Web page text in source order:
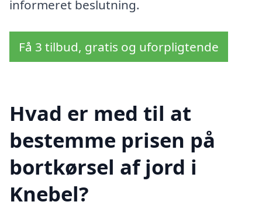
informeret beslutning.
Få 3 tilbud, gratis og uforpligtende
Hvad er med til at
bestemme prisen på
bortkørsel af jord i
Knebel?